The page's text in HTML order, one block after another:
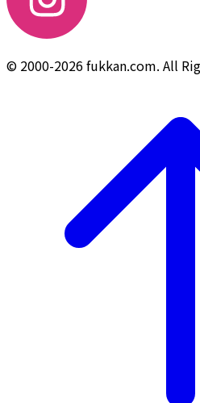
© 2000-2026 fukkan.com. All